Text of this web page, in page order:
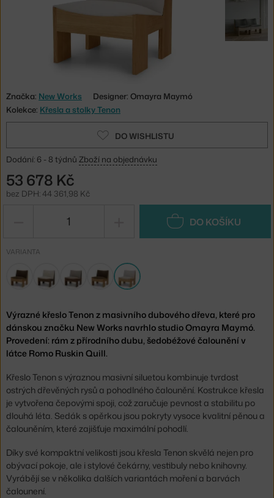
Značka: New Works
Designer: Omayra Maymó
Kolekce: Křesla a stolky Tenon
DO WISHLISTU
Dodání: 6 - 8 týdnů Zboží na objednávku
53 678 Kč
bez DPH: 44 361,98 Kč
DO KOŠÍKU
VARIANTA
Výrazné křeslo Tenon z masivního dubového dřeva, které pro
dánskou značku New Works navrhlo studio Omayra Maymó.
Provedení: rám z přírodního dubu, šedobéžové čalounění v
látce Romo Ruskin Quill.
Křeslo Tenon s výraznou masivní siluetou kombinuje tvrdost
ostrých dřevěných rysů a pohodlného čalounění. Kostrukce křesla
je vytvořena čepovými spoji, což zaručuje pevnost a stabilitu po
dlouhá léta. Sedák s opěrkou jsou pokryty vysoce kvalitní pěnou a
čalouněním, které zajišťuje maximální pohodlí.
Díky své kompaktní velikosti jsou křesla Tenon skvělá nejen pro
obývací pokoje, ale i stylové čekárny, vestibuly nebo knihovny.
Vyrábějí se v několika dalších variantách moření a barvách
čalounení.